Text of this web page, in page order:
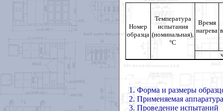
Номер
образца
Температура
испытания
(номинальная),
°С
Время
нагрева
1. Форма и размеры
2. Применяемая
3. Проведение испытаний